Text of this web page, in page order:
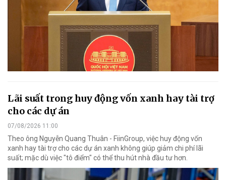
Lãi suất trong huy động vốn xanh hay tài trợ
cho các dự án
07/08/2026 11:00
Theo ông Nguyễn Quang Thuân - FiinGroup, việc huy động vốn
xanh hay tài trợ cho các dự án xanh không giúp giảm chi phí lãi
suất; mặc dù việc "tô điểm" có thể thu hút nhà đầu tư hơn.